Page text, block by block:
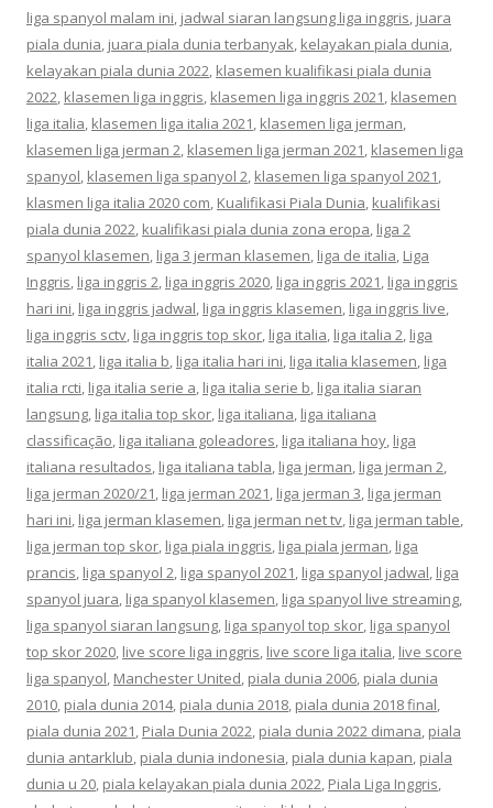
liga spanyol malam ini, jadwal siaran langsung liga inggris, juara
piala dunia, juara piala dunia terbanyak, kelayakan piala dunia,
kelayakan piala dunia 2022, klasemen kualifikasi piala dunia
2022, klasemen liga inggris, klasemen liga inggris 2021, klasemen
liga italia, klasemen liga italia 2021, klasemen liga jerman,
klasemen liga jerman 2, klasemen liga jerman 2021, klasemen liga
spanyol, klasemen liga spanyol 2, klasemen liga spanyol 2021,
klasmen liga italia 2020 com, Kualifikasi Piala Dunia, kualifikasi
piala dunia 2022, kualifikasi piala dunia zona eropa, liga 2
spanyol klasemen, liga 3 jerman klasemen, liga de italia, Liga
Inggris, liga inggris 2, liga inggris 2020, liga inggris 2021, liga inggris
hari ini, liga inggris jadwal, liga inggris klasemen, liga inggris live,
liga inggris sctv, liga inggris top skor, liga italia, liga italia 2, liga
italia 2021, liga italia b, liga italia hari ini, liga italia klasemen, liga
italia rcti, liga italia serie a, liga italia serie b, liga italia siaran
langsung, liga italia top skor, liga italiana, liga italiana
classificação, liga italiana goleadores, liga italiana hoy, liga
italiana resultados, liga italiana tabla, liga jerman, liga jerman 2,
liga jerman 2020/21, liga jerman 2021, liga jerman 3, liga jerman
hari ini, liga jerman klasemen, liga jerman net tv, liga jerman table,
liga jerman top skor, liga piala inggris, liga piala jerman, liga
prancis, liga spanyol 2, liga spanyol 2021, liga spanyol jadwal, liga
spanyol juara, liga spanyol klasemen, liga spanyol live streaming,
liga spanyol siaran langsung, liga spanyol top skor, liga spanyol
top skor 2020, live score liga inggris, live score liga italia, live score
liga spanyol, Manchester United, piala dunia 2006, piala dunia
2010, piala dunia 2014, piala dunia 2018, piala dunia 2018 final,
piala dunia 2021, Piala Dunia 2022, piala dunia 2022 dimana, piala
dunia antarklub, piala dunia indonesia, piala dunia kapan, piala
dunia u 20, piala kelayakan piala dunia 2022, Piala Liga Inggris,